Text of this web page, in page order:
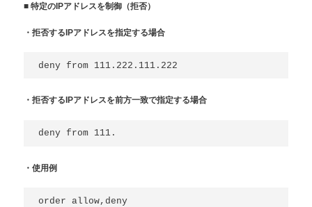
■特定のIPアドレスを制御（拒否）
・拒否するIPアドレスを指定する場合
・拒否するIPアドレスを前方一致で指定する場合
・使用例
order allow,deny